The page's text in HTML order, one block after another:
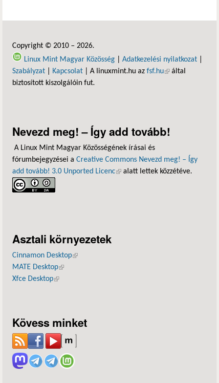
Copyright © 2010 – 2026.
Linux Mint Magyar Közösség
Adatkezelési nyilatkozat
Szabályzat
Kapcsolat | A linuxmint.hu az fsf.hu(külső hivatkozás)
által
biztosított kiszolgálóin fut.
Nevezd meg! – Így add tovább!
A Linux Mint Magyar Közösségének írásai és
fórumbejegyzései a Creative Commons Nevezd meg! – Így
add tovább! 3.0 Unported Licenc(külső hivatkozás)
alatt lettek közzétéve.
Asztali környezetek
Cinnamon Desktop(külső hivatkozás)
MATE Desktop(külső hivatkozás)
Xfce Desktop(külső hivatkozás)
Kövess minket